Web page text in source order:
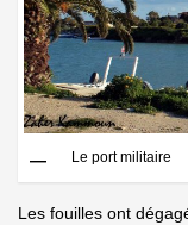
Le port militaire
Les fouilles ont